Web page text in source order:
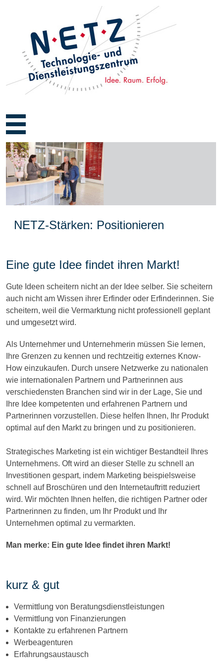
NETZ-Stärken: Positionieren
Eine gute Idee findet ihren Markt!
Gute Ideen scheitern nicht an der Idee selber. Sie scheitern
auch nicht am Wissen ihrer Erfinder oder Erfinderinnen. Sie
scheitern, weil die Vermarktung nicht professionell geplant
und umgesetzt wird.
Als Unternehmer und Unternehmerin müssen Sie lernen,
Ihre Grenzen zu kennen und rechtzeitig externes Know-
How einzukaufen. Durch unsere Netzwerke zu nationalen
wie internationalen Partnern und Partnerinnen aus
verschiedensten Branchen sind wir in der Lage, Sie und
Ihre Idee kompetenten und erfahrenen Partnern und
Partnerinnen vorzustellen. Diese helfen Ihnen, Ihr Produkt
optimal auf den Markt zu bringen und zu positionieren.
Strategisches Marketing ist ein wichtiger Bestandteil Ihres
Unternehmens. Oft wird an dieser Stelle zu schnell an
Investitionen gespart, indem Marketing beispielsweise
schnell auf Broschüren und den Internetauftritt reduziert
wird. Wir möchten Ihnen helfen, die richtigen Partner oder
Partnerinnen zu finden, um Ihr Produkt und Ihr
Unternehmen optimal zu vermarkten.
Man merke: Ein gute Idee findet ihren Markt!
kurz & gut
Vermittlung von Beratungsdienstleistungen
Vermittlung von Finanzierungen
Kontakte zu erfahrenen Partnern
Werbeagenturen
Erfahrungsaustausch